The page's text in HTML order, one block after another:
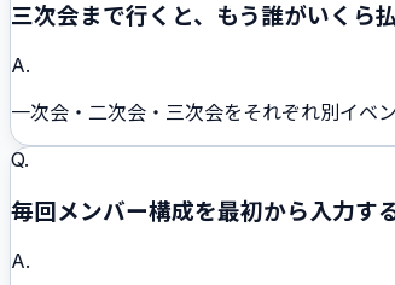
三次会まで行くと、もう誰がいくら
A.
一次会・二次会・三次会をそれぞれ別イベ
Q.
毎回メンバー構成を最初から入力す
A.